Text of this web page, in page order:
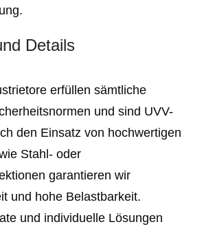
Details
erfüllen sämtliche
und sind UVV-
den Einsatz von hochwertigen
Stahl- oder
garantieren wir
und hohe Belastbarkeit.
und individuelle Lösungen